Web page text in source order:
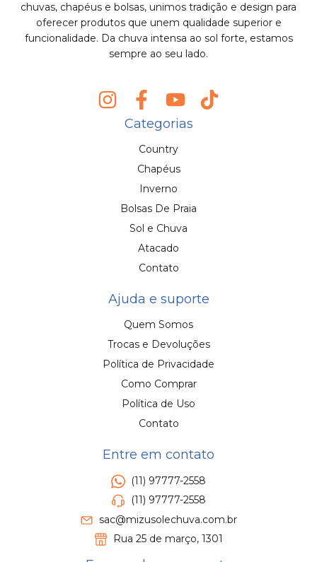
chuvas, chapéus e bolsas, unimos tradição e design para
oferecer produtos que unem qualidade superior e
funcionalidade. Da chuva intensa ao sol forte, estamos
sempre ao seu lado.
Categorias
Country
Chapéus
Inverno
Bolsas De Praia
Sol e Chuva
Atacado
Contato
Ajuda e suporte
Quem Somos
Trocas e Devoluções
Política de Privacidade
Como Comprar
Política de Uso
Contato
Entre em contato
(11) 97777-2558
(11) 97777-2558
sac@mizusolechuva.com.br
Rua 25 de março, 1301